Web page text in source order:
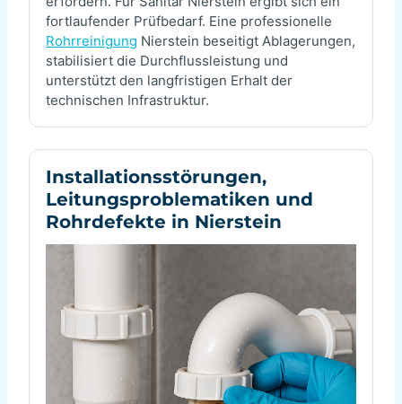
fortlaufender Prüfbedarf. Eine professionelle
Rohrreinigung Nierstein beseitigt Ablagerungen,
stabilisiert die Durchflussleistung und
unterstützt den langfristigen Erhalt der
technischen Infrastruktur.
Installationsstörungen,
Leitungsproblematiken und
Rohrdefekte in Nierstein